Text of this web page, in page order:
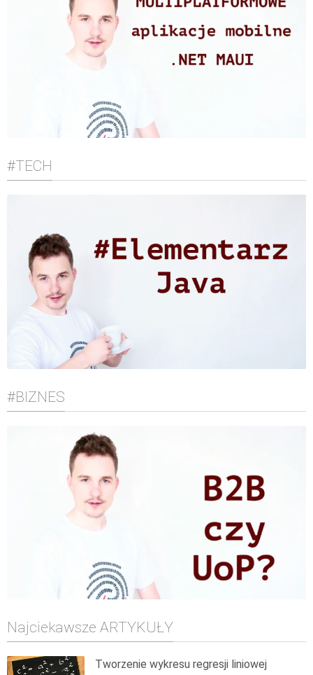
#TECH
#BIZNES
Najciekawsze ARTYKUŁY
Tworzenie wykresu regresji liniowej